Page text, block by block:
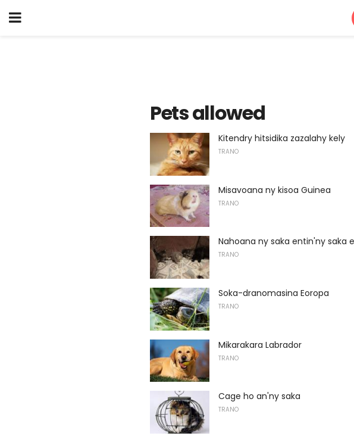
Pets allowed
Kitendry hitsidika zazalahy kely
TRANO
Misavoana ny kisoa Guinea
TRANO
Nahoana ny saka entin'ny saka
TRANO
Soka-dranomasina Eoropa
TRANO
Mikarakara Labrador
TRANO
Cage ho an'ny saka
TRANO